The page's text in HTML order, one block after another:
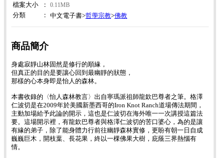
檔案大小
：
0.11MB
分類
： 中文電子書>哲學宗教>佛教
商品簡介
身處寂靜山林固然是修行的順緣，
但真正的目的是要讓心回到最幽靜的狀態，
那樣的心本身即是怡人的森林。
本書收錄的〈怡人森林教言〉出自寧瑪派祖師龍欽巴尊者之筆。格澤
仁波切是在2009年於美國新墨西哥的Iron Knot Ranch道場傳法期間，
主動加場給予此論的開示，這也是仁波切在海外唯一一次講授這篇法
要。這場開示裡，有龍欽巴尊者與格澤仁波切的苦口婆心，為的是讓
有緣的弟子，除了能身體力行前往幽靜森林實修，更盼有朝一日自成
巍巍巨木，開枝葉、長花果，終以一棵佛果大樹，庇蔭三界熱惱有
情。